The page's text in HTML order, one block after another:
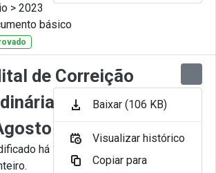
> 2023
básico
de Correição
nº 008-2023
há 11 Meses por Juliana
Baixar (106 KB)
Visualizar histórico
Copiar para